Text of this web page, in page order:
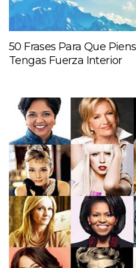
50 Frases Para Que
Tengas Fuerza Interior